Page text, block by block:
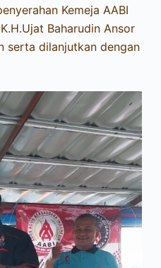
Kemeja AABI
Baharudin Ansor
serta dilanjutkan dengan